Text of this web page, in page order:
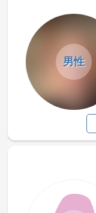
男性